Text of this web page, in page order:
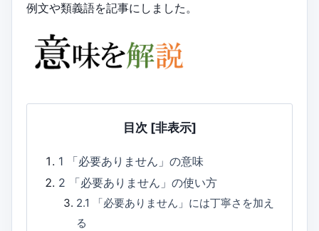
例文や類義語を記事にしました。
目次 [非表示]
1
「必要ありません」の意味
2
「必要ありません」の使い方
2.1
「必要ありません」には丁寧さを加え
る